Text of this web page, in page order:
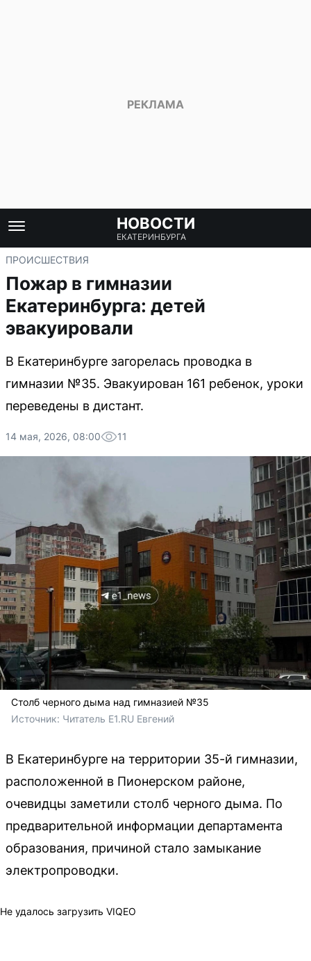
НОВОСТИ
ЕКАТЕРИНБУРГА
ПРОИСШЕСТВИЯ
Пожар в гимназии
Екатеринбурга: детей
эвакуировали
В Екатеринбурге загорелась проводка в
гимназии №35. Эвакуирован 161 ребенок, уроки
переведены в дистант.
14 мая, 2026, 08:00 11
Столб черного дыма над гимназией №35
Источник: Читатель E1.RU Евгений
В Екатеринбурге на территории 35-й гимназии,
расположенной в Пионерском районе,
очевидцы заметили столб черного дыма. По
предварительной информации департамента
образования, причиной стало замыкание
электропроводки.
Не удалось загрузить VIQEO